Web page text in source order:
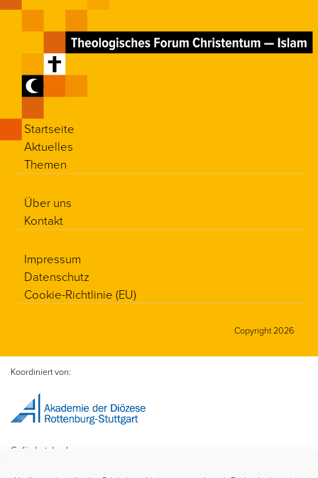
Startseite
Aktuelles
Themen
Über uns
Kontakt
Impressum
Datenschutz
Cookie-Richtlinie (EU)
Copyright 2026
Koordiniert von:
Gefördert durch: